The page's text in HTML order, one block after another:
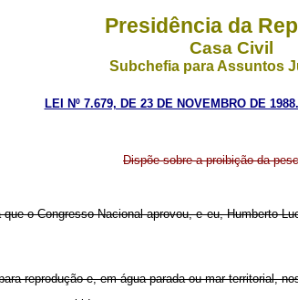
Presidência da
Casa Civil
Subchefia para Assuntos
LEI Nº 7.679, DE 23 DE NOVEMBRO DE 1988.
Dispõe sobre a proibição da
o Congresso Nacional aprovou, e eu, Humberto
reprodução e, em água parada ou mar territorial,